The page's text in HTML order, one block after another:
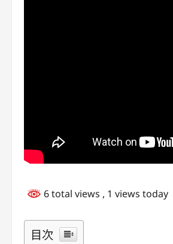
6 total views , 1 views today
目次